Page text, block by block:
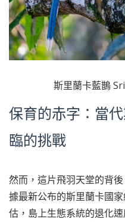
斯里蘭卡藍鵲
保育的赤字：當
臨的挑戰
然而，這片飛羽天堂的背
據最新公布的斯里蘭卡國
估，島上生態系統的退化